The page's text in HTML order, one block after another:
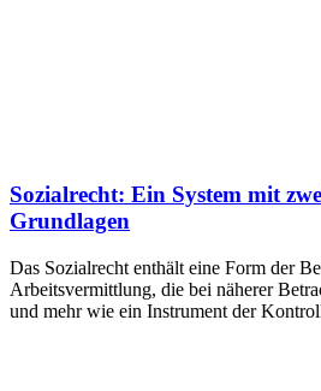
Sozialrecht: Ein System mit
Grundlagen
Das Sozialrecht enthält eine Form der
Arbeitsvermittlung, die bei näherer
und mehr wie ein Instrument der